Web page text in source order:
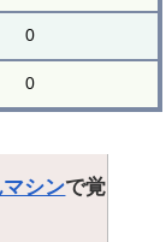
0
0
シンで覚